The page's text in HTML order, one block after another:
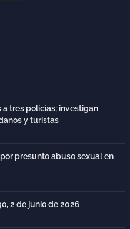
tres policías; investigan
y turistas
presunto abuso sexual en
2 de junio de 2026